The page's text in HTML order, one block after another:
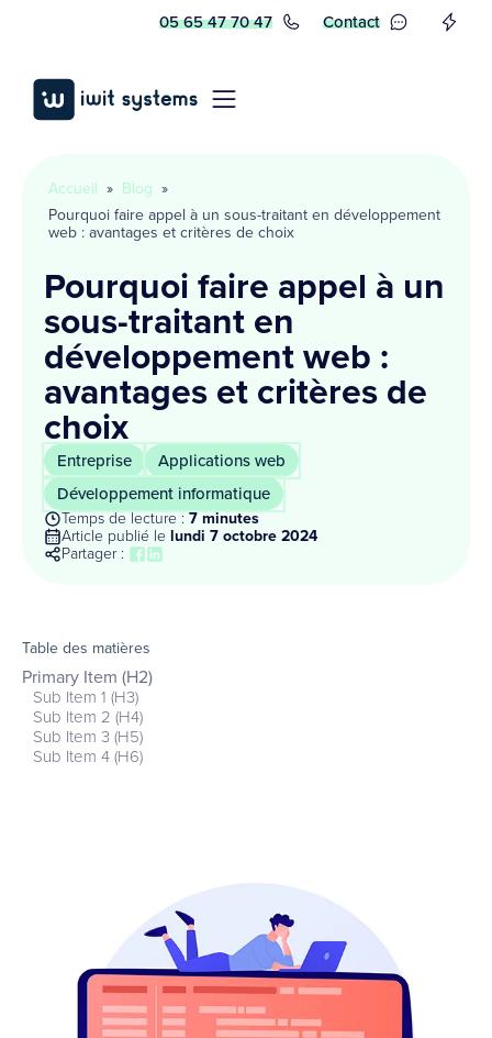
05 65 47 70 47 Contact
Accueil » Blog »
Pourquoi faire appel à un sous-traitant en développement
web : avantages et critères de choix
Pourquoi faire appel à un
sous-traitant en
développement web :
avantages et critères de
choix
Entreprise
Applications web
Développement informatique
Temps de lecture :7 minutes
Article publié le lundi 7 octobre 2024
Partager :
Table des matières
Primary Item (H2)
Sub Item 1 (H3)
Sub Item 2 (H4)
Sub Item 3 (H5)
Sub Item 4 (H6)